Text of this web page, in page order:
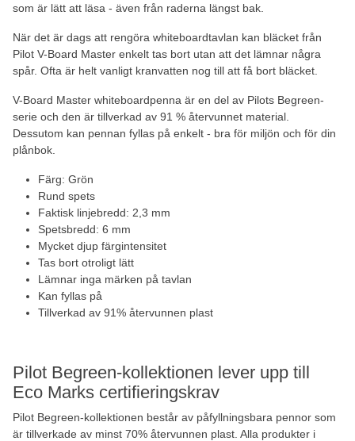
som är lätt att läsa - även från raderna längst bak.
När det är dags att rengöra whiteboardtavlan kan bläcket från
Pilot V-Board Master enkelt tas bort utan att det lämnar några
spår. Ofta är helt vanligt kranvatten nog till att få bort bläcket.
V-Board Master whiteboardpenna är en del av Pilots Begreen-
serie och den är tillverkad av 91 % återvunnet material.
Dessutom kan pennan fyllas på enkelt - bra för miljön och för din
plånbok.
Färg: Grön
Rund spets
Faktisk linjebredd: 2,3 mm
Spetsbredd: 6 mm
Mycket djup färgintensitet
Tas bort otroligt lätt
Lämnar inga märken på tavlan
Kan fyllas på
Tillverkad av 91% återvunnen plast
Pilot Begreen-kollektionen lever upp till
Eco Marks certifieringskrav
Pilot Begreen-kollektionen består av påfyllningsbara pennor som
är tillverkade av minst 70% återvunnen plast. Alla produkter i